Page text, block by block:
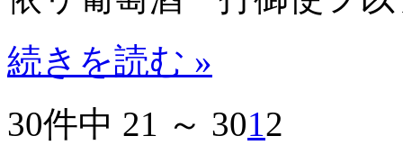
続きを読む »
30件中 21 ～ 3012